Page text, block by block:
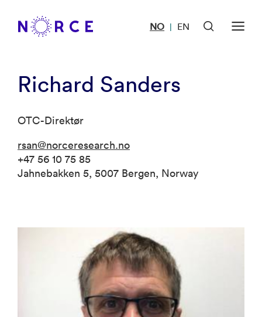
NO | EN
Richard Sanders
OTC-Direktør
rsan@norceresearch.no
+47 56 10 75 85
Jahnebakken 5, 5007 Bergen, Norway